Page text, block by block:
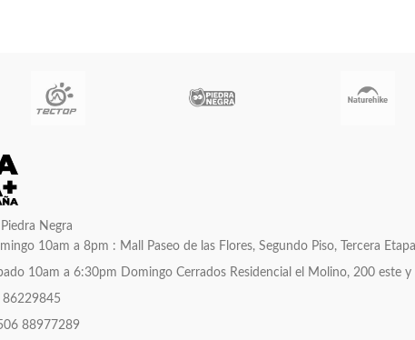
Negra
10am a 8pm : Mall Paseo de las Flores, Segundo Piso, Tercera Etapa
10am a 6:30pm Domingo Cerrados Residencial el Molino, 200 este
88977289